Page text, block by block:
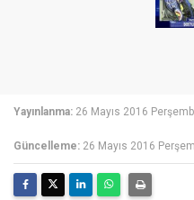
Yayınlanma: 26 Mayıs 2016
Güncelleme: 26 Mayıs 2016